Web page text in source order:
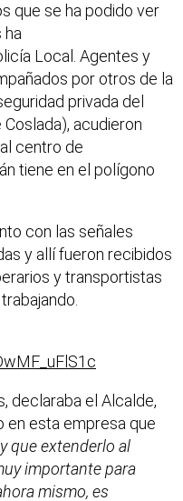
que se ha podido ver
ha
Local. Agentes y
por otros de la
privada del
acudieron
centro de
tiene en el polígono
con las señales
y allí fueron recibidos
y transportistas
declaraba el Alcalde,
en esta empresa que
que extenderlo al
importante para
mismo, es